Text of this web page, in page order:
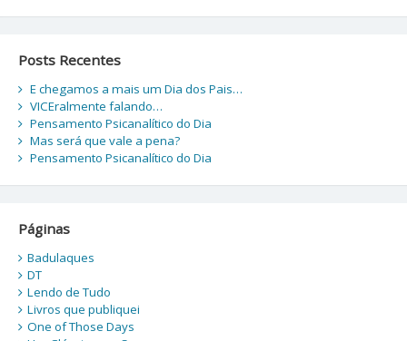
Posts Recentes
E chegamos a mais um Dia dos Pais…
VICEralmente falando…
Pensamento Psicanalítico do Dia
Mas será que vale a pena?
Pensamento Psicanalítico do Dia
Páginas
Badulaques
DT
Lendo de Tudo
Livros que publiquei
One of Those Days